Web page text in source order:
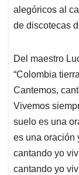
alegóricos al
de discotecas
Del maestro
“Colombia
Cantemos,
Vivemos
suelo es una
es una oración
cantando yo
cantando yo